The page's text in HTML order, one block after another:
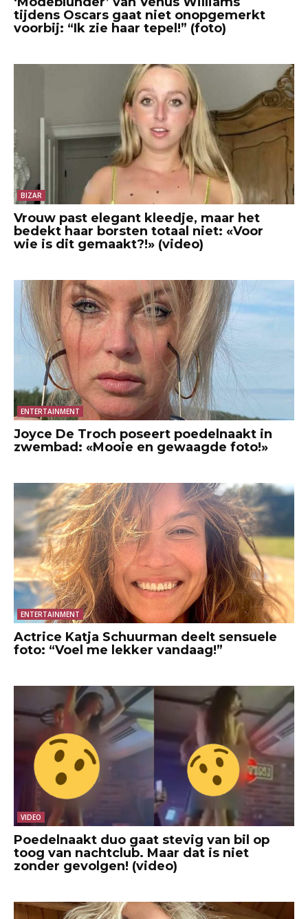
tijdens Oscars gaat niet onopgemerkt
voorbij: “Ik zie haar tepel!” (foto)
BIZAR
Vrouw past elegant kleedje, maar het
bedekt haar borsten totaal niet: «Voor
wie is dit gemaakt?!» (video)
ENTERTAINMENT
Joyce De Troch poseert poedelnaakt in
zwembad: «Mooie en gewaagde foto!»
ENTERTAINMENT
Actrice Katja Schuurman deelt sensuele
foto: “Voel me lekker vandaag!”
VIDEO
Poedelnaakt duo gaat stevig van bil op
toog van nachtclub. Maar dat is niet
zonder gevolgen! (video)